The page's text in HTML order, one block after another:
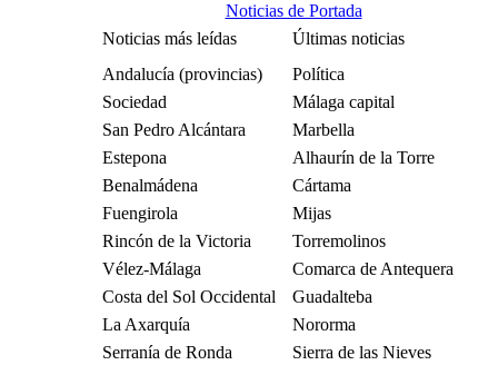
Noticias de Portada
Noticias más leídas
Últimas noticias
Andalucía (provincias)
Política
Sociedad
Málaga capital
San Pedro Alcántara
Marbella
Estepona
Alhaurín de la Torre
Benalmádena
Cártama
Fuengirola
Mijas
Rincón de la Victoria
Torremolinos
Vélez-Málaga
Comarca de Antequera
Costa del Sol Occidental
Guadalteba
La Axarquía
Nororma
Serranía de Ronda
Sierra de las Nieves